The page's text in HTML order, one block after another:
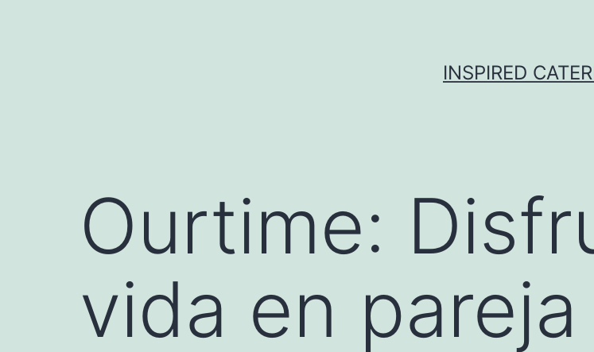
INSPIRED
Ourtime:
vida en pareja